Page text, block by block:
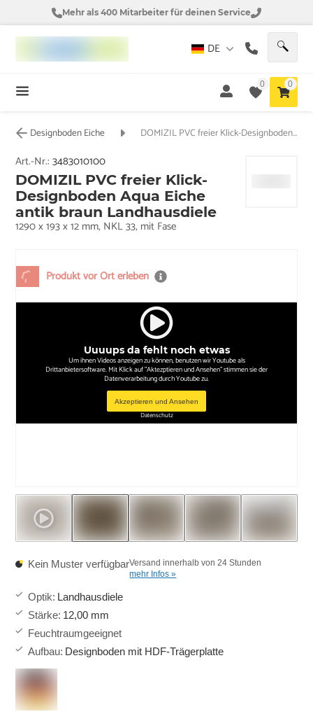
Mehr als 400 Mitarbeiter für deinen Service
DE
0 0
Designboden Eiche DOMIZIL PVC freier Klick-Designboden Aqua Eiche antik braun Landhausdiele
Produkt vor Ort erleben
Uuuups da fehlt noch etwas
Um ihnen Videos anzeigen zu können, benutzen wir Youtube als
Drittanbietersoftware. Mit Klick auf "Aktezptieren und Ansehen" stimmen sie der
Datenverarbeitung durch Youtube zu.
Akzeptieren und Ansehen
Datenschutz
Art.-Nr.:3483010100
DOMIZIL PVC freier Klick-
Designboden Aqua Eiche
antik braun Landhausdiele
1290 x 193 x 12 mm, NKL 33, mit Fase
Kein Muster verfügbarVersand innerhalb von 24 Stunden
mehr Infos »
Optik: Landhausdiele
Stärke: 12,00 mm
Feuchtraumgeeignet
Aufbau: Designboden mit HDF-Trägerplatte